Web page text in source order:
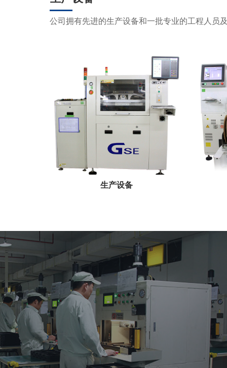
公司拥有先进的生产设备和一批专业的工程人员
生产设备